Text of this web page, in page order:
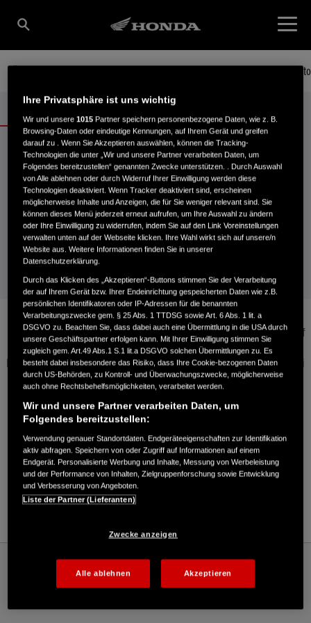
Übersicht Daten & Preise Angebote Trainings Finde deine 125er
MSX125 GROM ANGEBOTE
Leider zurzeit keine Angebote verfügbar.
Unverbindliche Leasingangebote der Honda Bank GmbH,
Hanauer Landstraße 222–226, 60314 Frankfurt am Main, auf
Basis der unverbindlichen Preisempfehlung von Honda
Deutschland. Angebote gültig bei entsprechender Bonität bei
allen teilnehmenden Honda Vertragshändlern. Abbildungen
zeigen Sonderausstattungen.
Motorräder Modelle Leichtkrafträder MSX125 Angebote
Ihre Privatsphäre ist uns wichtig
Wir und unsere1015 Partner speichern personenbezogene Daten, wie z. B.
Browsing-Daten oder eindeutige Kennungen, auf Ihrem Gerät und greifen
darauf zu . Wenn Sie Akzeptieren auswählen, können die Tracking-
Technologien die unter „Wir und unsere Partner verarbeiten Daten, um
Folgendes bereitzustellen“ genannten Zwecke unterstützen. . Durch Auswahl
von Alle ablehnen oder durch Widerruf Ihrer Einwilligung werden diese
Technologien deaktiviert. Wenn Tracker deaktiviert sind, erscheinen
möglicherweise Inhalte und Anzeigen, die für Sie weniger relevant sind. Sie
können dieses Menü jederzeit erneut aufrufen, um Ihre Auswahl zu ändern
oder Ihre Einwilligung zu widerrufen, indem Sie auf den Link Voreinstellungen
verwalten unten auf der Webseite klicken. Ihre Wahl wirkt sich auf unsere/n
Website aus. Weitere Informationen finden Sie in unserer
Datenschutzerklärung.
Durch das Klicken des „Akzeptieren“-Buttons stimmen Sie der Verarbeitung
der auf Ihrem Gerät bzw. Ihrer Endeinrichtung gespeicherten Daten wie z.B.
persönlichen Identifikatoren oder IP-Adressen für die benannten
Verarbeitungszwecke gem. § 25 Abs. 1 TTDSG sowie Art. 6 Abs. 1 lit. a
DSGVO zu. Beachten Sie, dass dabei auch eine Übermittlung in die USA durch
unsere Geschäftspartner erfolgen kann. Mit Ihrer Einwilligung stimmen Sie
zugleich gem. Art.49 Abs.1 S.1 lit.a DSGVO solchen Übermittlungen zu. Es
besteht dabei insbesondere das Risiko, dass Ihre Cookie-bezogenen Daten
durch US-Behörden, zu Kontroll- und Überwachungszwecke, möglicherweise
auch ohne Rechtsbehelfsmöglichkeiten, verarbeitet werden.
Wir und unsere Partner verarbeiten Daten, um
Folgendes bereitzustellen:
Verwendung genauer Standortdaten. Endgeräteeigenschaften zur Identifikation
aktiv abfragen. Speichern von oder Zugriff auf Informationen auf einem
Endgerät. Personalisierte Werbung und Inhalte, Messung von Werbeleistung
und der Performance von Inhalten, Zielgruppenforschung sowie Entwicklung
und Verbesserung von Angeboten.
Liste der Partner (Lieferanten)
Zwecke anzeigen
Alle ablehnen Akzeptieren